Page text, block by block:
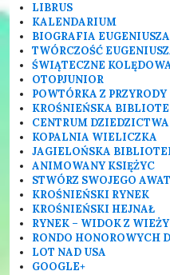
LIBRUS
KALENDARIUM
BIOGRAFIA
TWÓRCZOŚĆ
ŚWIĄTECZNE
OTOPJUNIOR
POWTÓRKA Z PRZYRODY
KROŚNIEŃSKA
CENTRUM
KOPALNIA WIELICZKA
JAGIELOŃSKA
ANIMOWANY KSIĘŻYC
STWÓRZ SWOJEGO
KROŚNIEŃSKI RYNEK
KROŚNIEŃSKI HEJNAŁ
RYNEK – WIDOK Z
RONDO HONOROWYCH
LOT NAD USA
GOOGLE+